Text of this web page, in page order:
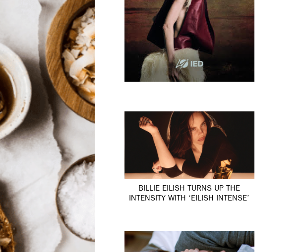
BILLIE EILISH TURNS UP THE
INTENSITY WITH ‘EILISH INTENSE’